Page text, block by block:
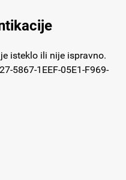
isteklo ili nije ispravno.
5867-1EEF-05E1-F969-